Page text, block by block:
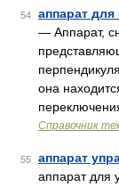
54
аппарат
— Аппарат,
она
Справочник
55 аппарат
аппарат для